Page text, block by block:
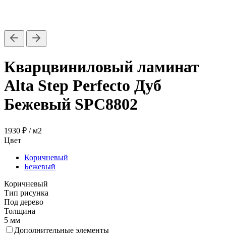
Кварцвиниловый ламинат
Alta Step Perfecto Дуб
Бежевый SPC8802
1930 ₽ / м2
Цвет
Коричневый
Бежевый
Коричневый
Тип рисунка
Под дерево
Толщина
5 мм
Дополнительные элементы